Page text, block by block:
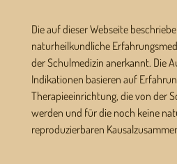
Die auf dieser Webseite
naturheilkundliche
der Schulmedizin anerkannt. Die
Indikationen basieren auf
Therapieeinrichtung, die von der
werden und für die noch keine
reproduzierbaren